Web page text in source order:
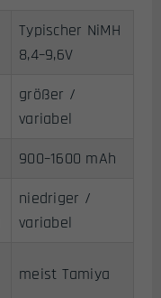
Typischer NiMH
8,4–9,6V
größer /
variabel
900–1600 mAh
niedriger /
variabel
meist Tamiya